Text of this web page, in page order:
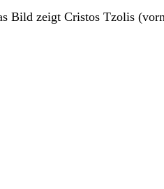
Bild zeigt Cristos Tzolis